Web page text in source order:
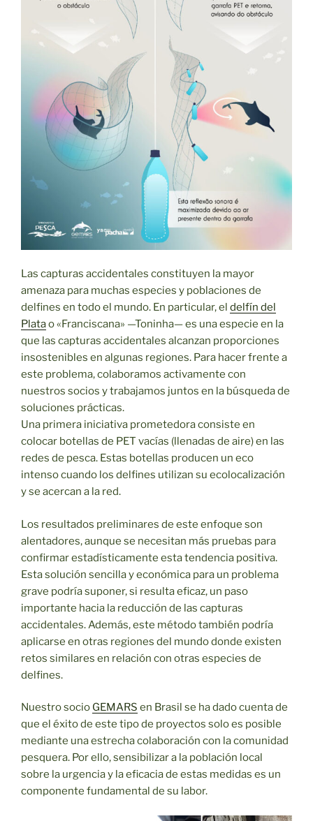
Las capturas accidentales constituyen la mayor
amenaza para muchas especies y poblaciones de
delfines en todo el mundo. En particular, el delfín del
Platao «Franciscana» —Toninha— es una especie en la
que las capturas accidentales alcanzan proporciones
insostenibles en algunas regiones. Para hacer frente a
este problema, colaboramos activamente con
nuestros socios y trabajamos juntos en la búsqueda de
soluciones prácticas.
Una primera iniciativa prometedora consiste en
colocar botellas de PET vacías (llenadas de aire) en las
redes de pesca. Estas botellas producen un eco
intenso cuando los delfines utilizan su ecolocalización
y se acercan a la red.
Los resultados preliminares de este enfoque son
alentadores, aunque se necesitan más pruebas para
confirmar estadísticamente esta tendencia positiva.
Esta solución sencilla y económica para un problema
grave podría suponer, si resulta eficaz, un paso
importante hacia la reducción de las capturas
accidentales. Además, este método también podría
aplicarse en otras regiones del mundo donde existen
retos similares en relación con otras especies de
delfines.
Nuestro socio GEMARS en Brasil se ha dado cuenta de
que el éxito de este tipo de proyectos solo es posible
mediante una estrecha colaboración con la comunidad
pesquera. Por ello, sensibilizar a la población local
sobre la urgencia y la eficacia de estas medidas es un
componente fundamental de su labor.